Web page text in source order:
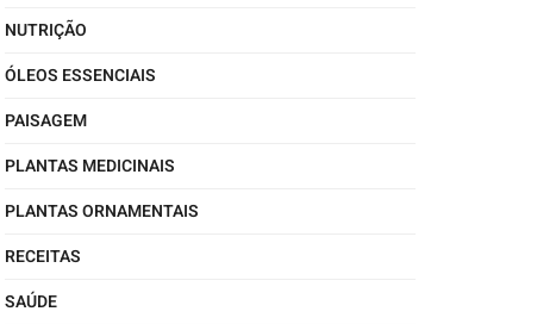
NUTRIÇÃO
ÓLEOS ESSENCIAIS
PAISAGEM
PLANTAS MEDICINAIS
PLANTAS ORNAMENTAIS
RECEITAS
SAÚDE